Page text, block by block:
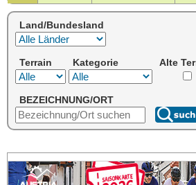
Land/Bundesland
Terrain Kategorie Alte
BEZEICHNUNG/ORT